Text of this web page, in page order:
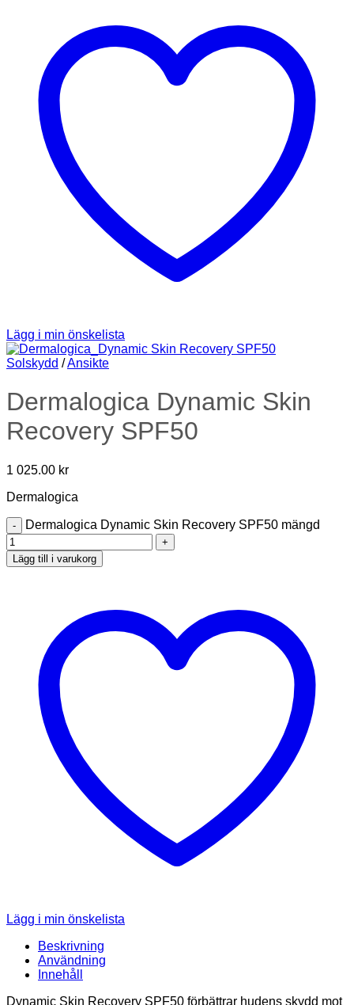
Lägg i min önskelista
Solskydd /Ansikte
Dermalogica Dynamic Skin
Recovery SPF50
1 025.00 kr
Dermalogica
Dermalogica Dynamic Skin Recovery SPF50 mängd
Lägg till i varukorg
Lägg i min önskelista
Beskrivning
Användning
Innehåll
Dynamic Skin Recovery SPF50 förbättrar hudens skydd mot